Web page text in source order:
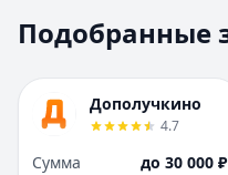
Подобранные
Дополучкино
4.7
Сумма
до 30 000 ₽